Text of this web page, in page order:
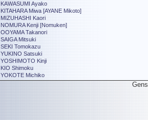
KAWASUMI Ayako
KITAHARA Miwa [AYANE Mikoto]
MIZUHASHI Kaori
NOMURA Kenji [Nomuken]
OOYAMA Takanori
SAIGA Mitsuki
SEKI Tomokazu
YUKINO Satsuki
YOSHIMOTO Kinji
KIO Shimoku
YOKOTE Michiko